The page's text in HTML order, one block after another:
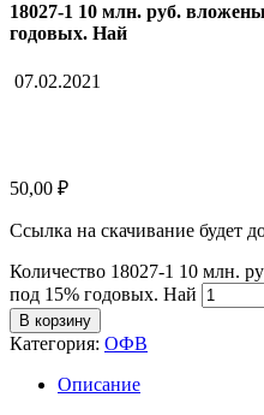
18027-1 10 млн. руб.
годовых. Най
07.02.2021
50,00 ₽
Ссылка на скачивание будет
Количество 18027-1 10 млн.
под 15% годовых. Най
В корзину
Категория: ОФВ
Описание